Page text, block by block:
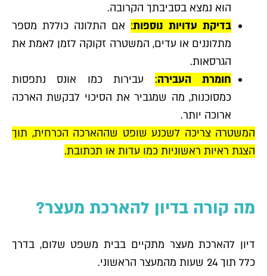
הוא נמצא בסביבתך הקרובה.
בדיקת עדויות נוספות: אם התלונה כוללת מספר
מתלוננים או עדים, המשטרה זקוקה לזמן לאמת את
הגרסאות.
חומרת העבירה: עבירות כמו אונס נתפסות
כמסוכנות, מה שמגביר את הסיכוי לבקשת הארכה
ארוכה יותר.
המשטרה צריכה לשכנע שופט שההארכה הכרחית, תוך
הצגת ראיות ראשוניות כמו עדות או תכתובת.
מה קורה בדיון להארכת מעצר?
דיון להארכת מעצר מתקיים בבית משפט שלום, בדרך
כלל תוך 24 שעות מהמעצר הראשוני.